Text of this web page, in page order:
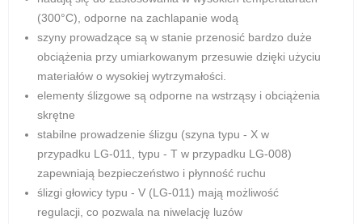
(300°C), odporne na zachlapanie wodą
szyny prowadzące są w stanie przenosić bardzo duże
obciążenia przy umiarkowanym przesuwie dzięki użyciu
materiałów o wysokiej wytrzymałości.
elementy ślizgowe są odporne na wstrząsy i obciążenia
skrętne
stabilne prowadzenie ślizgu (szyna typu - X w
przypadku LG-011, typu - T w przypadku LG-008)
zapewniają bezpieczeństwo i płynność ruchu
ślizgi głowicy typu - V (LG-011) mają możliwość
regulacji, co pozwala na niwelację luzów